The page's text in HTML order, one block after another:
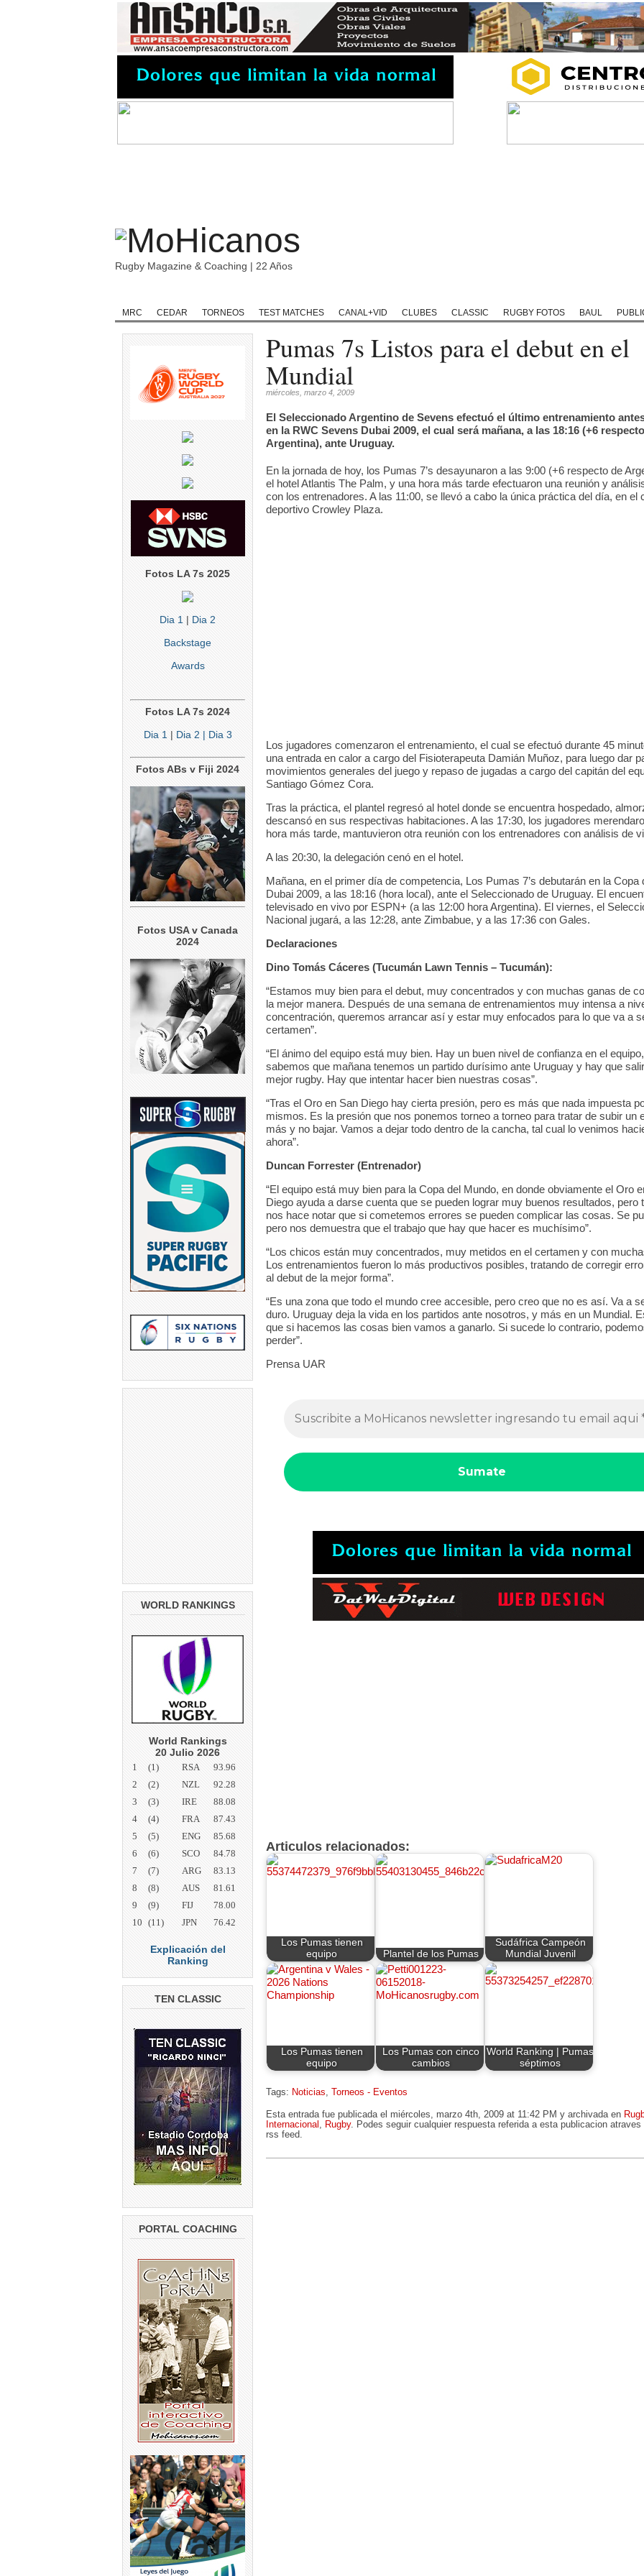
Rugby Magazine & Coaching | 22 Años
MRC
CEDAR TORNEOS TEST MATCHES CANAL+VID CLUBES CLASSIC RUGBY FOTOS BAUL
Fotos LA 7s 2025
Dia 1 | Dia 2
Backstage
Awards
Fotos LA 7s 2024
Dia 1 | Dia 2 | Dia 3
Fotos ABs v Fiji 2024
Fotos USA v Canada
2024
WORLD RANKINGS
World Rankings
20 Julio 2026
1 (1) RSA
93.96
2
(2) NZL
92.28
3
(3) IRE
88.08
4
(4) FRA
87.43
5
(5) ENG
85.68
6
(6) SCO
84.78
7
(7) ARG
83.13
8
(8) AUS
81.61
9
(9) FIJ
78.00
10 (11) JPN 76.42
Explicación del
Ranking
TEN CLASSIC
PORTAL COACHING
Pumas 7s Listos para el debut en el
Mundial
miércoles, marzo 4, 2009
El Seleccionado Argentino de Sevens efectuó el último entrenamiento
en la RWC Sevens Dubai 2009, el cual será mañana, a las 18:16 (+6
Argentina), ante Uruguay.
En la jornada de hoy, los Pumas 7’s desayunaron a las 9:00 (+6 respecto de
el hotel Atlantis The Palm, y una hora más tarde efectuaron una reunión y
con los entrenadores. A las 11:00, se llevó a cabo la única práctica del día, en el
deportivo Crowley Plaza.
Los jugadores comenzaron el entrenamiento, el cual se efectuó durante 45
una entrada en calor a cargo del Fisioterapeuta Damián Muñoz, para luego dar
movimientos generales del juego y repaso de jugadas a cargo del capitán del
Santiago Gómez Cora.
Tras la práctica, el plantel regresó al hotel donde se encuentra hospedado,
descansó en sus respectivas habitaciones. A las 17:30, los jugadores
hora más tarde, mantuvieron otra reunión con los entrenadores con análisis de
A las 20:30, la delegación cenó en el hotel.
Mañana, en el primer día de competencia, Los Pumas 7’s debutarán en la Copa
Dubai 2009, a las 18:16 (hora local), ante el Seleccionado de Uruguay. El
televisado en vivo por ESPN+ (a las 12:00 hora Argentina). El viernes, el
Nacional jugará, a las 12:28, ante Zimbabue, y a las 17:36 con Gales.
Declaraciones
Dino Tomás Cáceres (Tucumán Lawn Tennis – Tucumán):
“Estamos muy bien para el debut, muy concentrados y con muchas ganas de
la mejor manera. Después de una semana de entrenamientos muy intensa a
concentración, queremos arrancar así y estar muy enfocados para lo que va a
certamen”.
“El ánimo del equipo está muy bien. Hay un buen nivel de confianza en el
sabemos que mañana tenemos un partido durísimo ante Uruguay y hay que
mejor rugby. Hay que intentar hacer bien nuestras cosas”.
“Tras el Oro en San Diego hay cierta presión, pero es más que nada impuesta
mismos. Es la presión que nos ponemos torneo a torneo para tratar de subir un
más y no bajar. Vamos a dejar todo dentro de la cancha, tal cual lo venimos
ahora”.
Duncan Forrester (Entrenador)
“El equipo está muy bien para la Copa del Mundo, en donde obviamente el Oro
Diego ayuda a darse cuenta que se pueden lograr muy buenos resultados, pero
nos hace notar que si cometemos errores se pueden complicar las cosas. Se
pero nos demuestra que el trabajo que hay que hacer es muchísimo”.
“Los chicos están muy concentrados, muy metidos en el certamen y con
Los entrenamientos fueron lo más productivos posibles, tratando de corregir
al debut de la mejor forma”.
“Es una zona que todo el mundo cree accesible, pero creo que no es así. Va a
duro. Uruguay deja la vida en los partidos ante nosotros, y más en un Mundial.
que si hacemos las cosas bien vamos a ganarlo. Si sucede lo contrario,
perder”.
Prensa UAR
Articulos relacionados:
Los Pumas tienen
equipo
Plantel de los Pumas
Sudáfrica Campeón
Mundial Juvenil
Los Pumas tienen
equipo
Los Pumas con cinco
cambios
World Ranking | Pumas
séptimos
Tags: Noticias, Torneos - Eventos
Esta entrada fue publicada el miércoles, marzo 4th, 2009 at 11:42 PM y archivada en
Internacional , Rugby. Podes seguir cualquier respuesta referida a esta publicacion atraves
rss feed.